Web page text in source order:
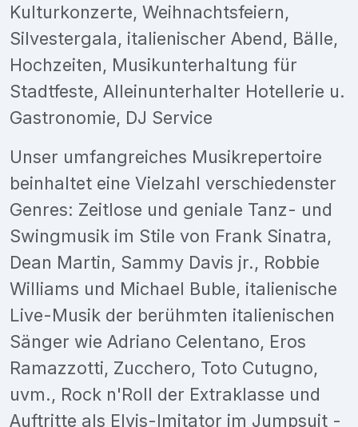
Kulturkonzerte, Weihnachtsfeiern,
Silvestergala, italienischer Abend, Bälle,
Hochzeiten, Musikunterhaltung für
Stadtfeste, Alleinunterhalter Hotellerie u.
Gastronomie, DJ Service
Unser umfangreiches Musikrepertoire
beinhaltet eine Vielzahl verschiedenster
Genres: Zeitlose und geniale Tanz- und
Swingmusik im Stile von Frank Sinatra,
Dean Martin, Sammy Davis jr., Robbie
Williams und Michael Buble, italienische
Live-Musik der berühmten italienischen
Sänger wie Adriano Celentano, Eros
Ramazzotti, Zucchero, Toto Cutugno,
uvm., Rock n'Roll der Extraklasse und
Auftritte als Elvis-Imitator im Jumpsuit -